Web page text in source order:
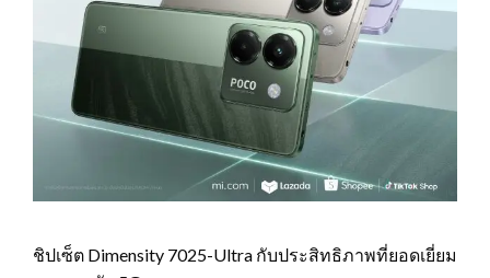
ชิปเซ็ต Dimensity 7025-Ultra กับประสิทธิภาพที่ยอดเยี่ยม